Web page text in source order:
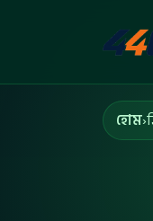
হোম›